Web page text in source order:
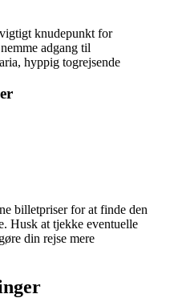
knudepunkt for
adgang til
hyppig togrejsende
billetpriser for at finde den
Husk at tjekke eventuelle
din rejse mere